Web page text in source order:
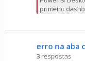
primeiro
erro na aba
3 respostas